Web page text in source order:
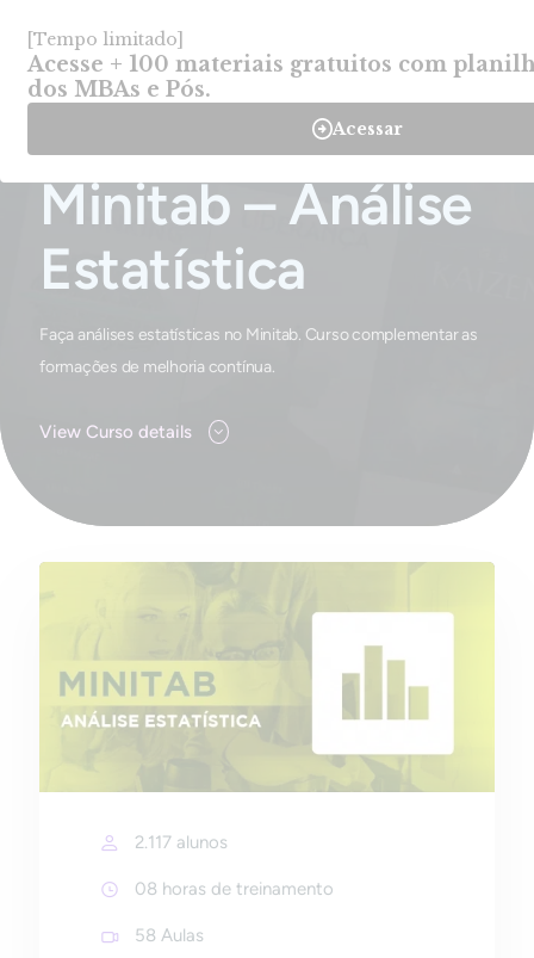
Minitab – Análise Estatística
Minitab – Análise
Estatística
Faça análises estatísticas no Minitab. Curso complementar as
formações de melhoria contínua.
View Curso details
2.117 alunos
08 horas de treinamento
58 Aulas